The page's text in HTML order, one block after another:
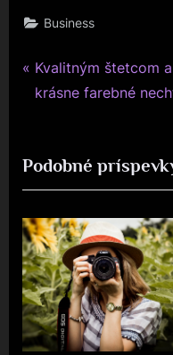
Business
Navigace
P
r
i
o
u
s
P
o
s
t
Kvalitným štetcom
krásne farebné
Podobné